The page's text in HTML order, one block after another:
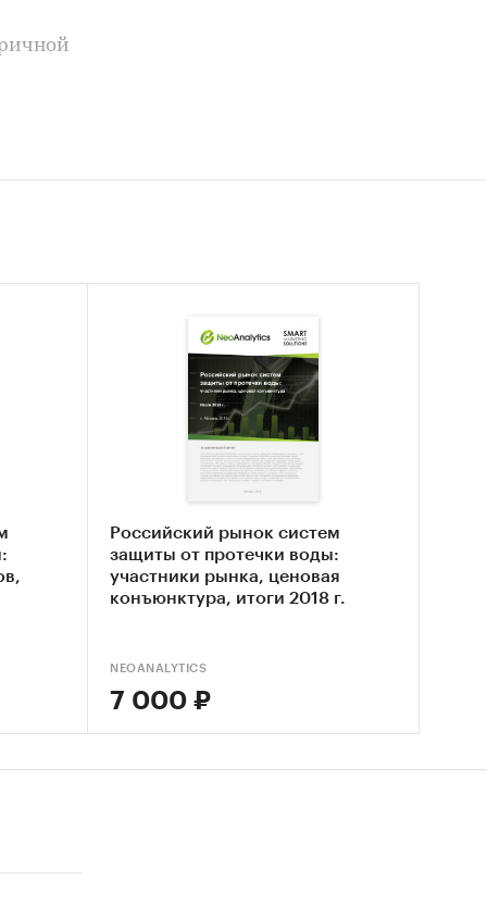
Российский рынок систем
защиты от протечки воды:
участники рынка, ценовая
конъюнктура, итоги 2018 г.
NEOANALYTICS
7 000 ₽